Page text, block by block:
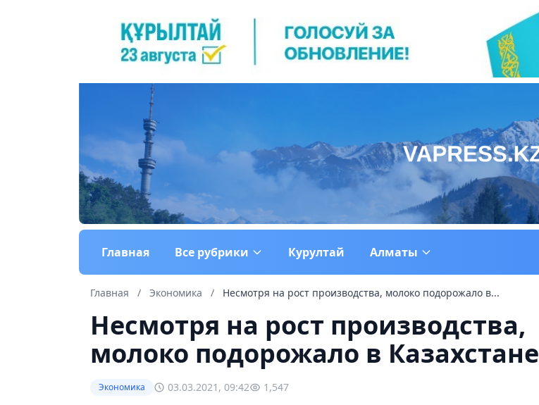
Главная Все рубрики Курултай Алматы
Главная / Экономика / Несмотря на рост производства, молоко подорожало в...
Несмотря на рост производства,
молоко подорожало в Казахстане
Экономика 03.03.2021, 09:42 1,547